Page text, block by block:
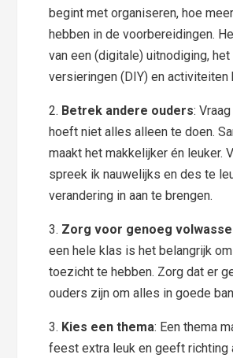
begint met organiseren, hoe
hebben in de voorbereidingen.
van een (digitale) uitnodiging, het
versieringen (DIY) en activiteiten
2. Betrek andere ouders:
hoeft niet alles alleen te doen.
maakt het makkelijker én leuker.
spreek ik nauwelijks en des te
verandering in aan te brengen.
3. Zorg voor genoeg
een hele klas is het belangrijk
toezicht te hebben. Zorg dat er
ouders zijn om alles in goede
3. Kies een thema: Een thema
feest extra leuk en geeft richting